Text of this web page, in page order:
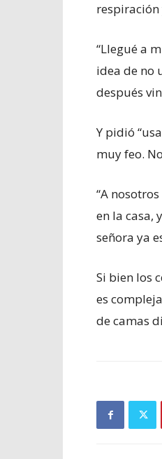
respiración
“Llegué a
idea de no
después
Y pidió
muy feo.
“A
en la casa,
señora ya
Si bien los
es
de camas